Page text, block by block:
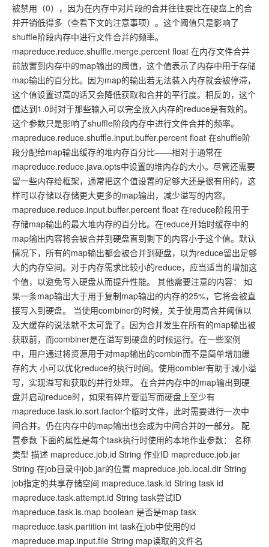
被禁用（0），因为在内存中对片段的合并往往要比在硬盘上的合
并开销低得多（查看下文的注意事项）。这个阈值只是影响了
shuffle阶段内存中进行文件合并的频率。
mapreduce.reduce.shuffle.merge.percent float 在内存文件合并
前放置到内存中的map输出的阈值，这个值表示了内存中用于存储
map输出的百分比。因为map的输出若无法装入内存就会被停滞，
这个值设置过高的话又会降低获取和合并的平行度。相反的，这个
值达到1.0时对于那些输入可以完全放入内存的reduce是有效的。
这个参数只是影响了shuffle阶段内存中进行文件合并的频率。
mapreduce.reduce.shuffle.input.buffer.percent float 在shuffle阶
段分配给map输出缓存的堆内存百分比——相对于通常在
mapreduce.reduce.java.opts中设置的堆内存的大小。尽管还需要
留一些内存给框架，通常把这个值设置的足够大还是很有用的，这
样可以存储以存储更大更多的map输出，减少溢写的内容。
mapreduce.reduce.input.buffer.percent float 在reduce阶段用于
存储map输出的最大堆内存的百分比。在reduce开始时缓存中的
map输出内容将会被合并到硬盘直到剩下的内容小于这个值。默认
情况下，所有的map输出都会被合并到硬盘，以为reduce留出足够
大的内存空间。对于内存需求比较小的reduce，应当适当的增加这
个值，以避免写入硬盘从而提升性能。 其他需要注意的内容： 如
果一条map输出大于用于复制map输出的内存的25%，它将会被直
接写入到硬盘。 当使用combiner的时候，关于使用高合并阈值以
及大缓存的说法就不太可靠了。因为合并发生在所有的map输出被
获取前，而combiner是在溢写到硬盘的时候运行。在一些案例
中，用户通过将资源用于对map输出的combin而不是简单增加缓
存的大 小可以优化reduce的执行时间。使用combier有助于减小溢
写，实现溢写和获取的并行处理。 在合并内存中的map输出到硬
盘并启动reduce时，如果有碎片要溢写而硬盘上至少有
mapreduce.task.io.sort.factor个临时文件，此时需要进行一次中
间合并。仍在内存中的map输出也会成为中间合并的一部分。 配
置参数 下面的属性是每个task执行时使用的本地作业参数： 名称
类型 描述 mapreduce.job.id String 作业ID mapreduce.job.jar
String 在job目录中job.jar的位置 mapreduce.job.local.dir String
job指定的共享存储空间 mapreduce.task.id String task id
mapreduce.task.attempt.id String task尝试ID
mapreduce.task.is.map boolean 是否是map task
mapreduce.task.partition int task在job中使用的id
mapreduce.map.input.file String map读取的文件名